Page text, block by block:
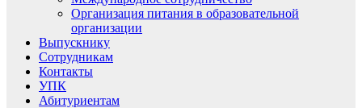
Организация питания в образовательной
организации
Выпускнику
Сотрудникам
Контакты
УПК
Абитуриентам